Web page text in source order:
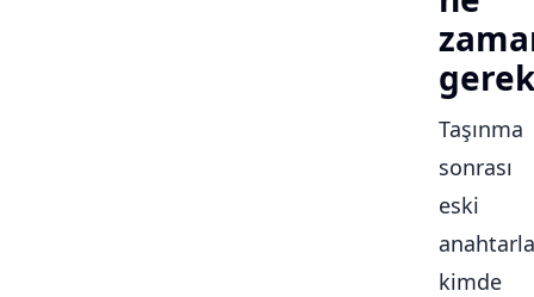
Taşınma
sonrası
eski
kimde